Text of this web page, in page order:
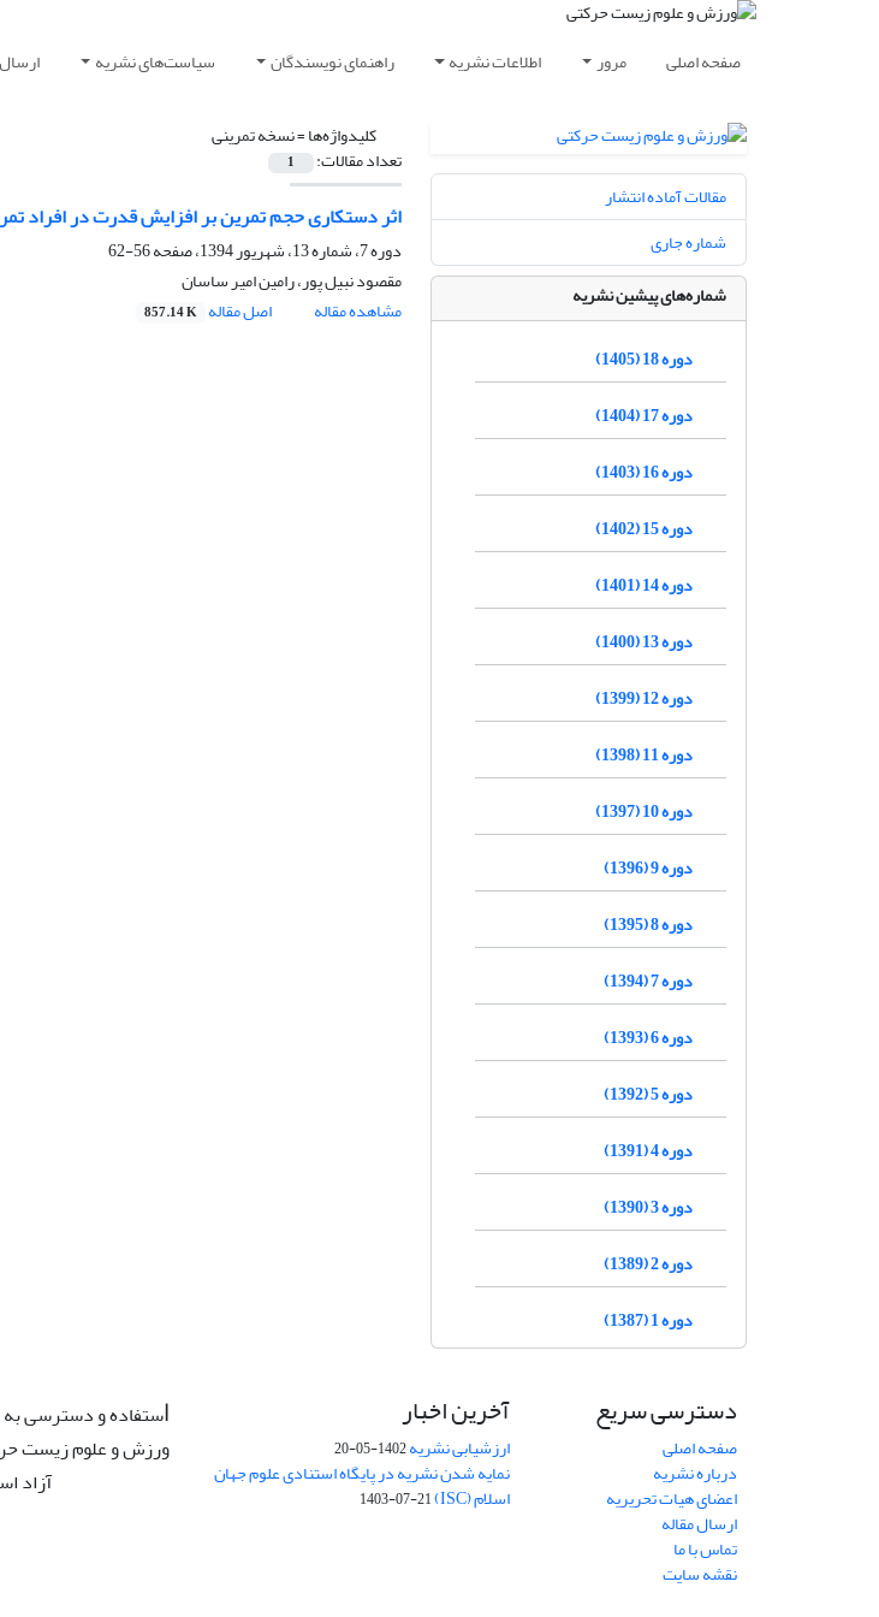
صفحه اصلی مرور اطلاعات نشریه راهنمای نویسندگان سیاست‌های نشریه
کلیدواژه‌ها =نسخه تمرینی
تعداد مقالات: 1
اثر دستکاری حجم تمرین بر افزایش قدرت در افراد
دوره 7، شماره 13، شهریور 1394، صفحه
56-62
مقصود نبیل پور، رامین امیر ساسان
مشاهده مقاله
اصل مقاله 857.14 K
مقالات آماده انتشار
شماره جاری
شماره‌های پیشین نشریه
دوره 18 (1405)
دوره 17 (1404)
دوره 16 (1403)
دوره 15 (1402)
دوره 14 (1401)
دوره 13 (1400)
دوره 12 (1399)
دوره 11 (1398)
دوره 10 (1397)
دوره 9 (1396)
دوره 8 (1395)
دوره 7 (1394)
دوره 6 (1393)
دوره 5 (1392)
دوره 4 (1391)
دوره 3 (1390)
دوره 2 (1389)
دوره 1 (1387)
دسترسی سریع
صفحه اصلی
درباره نشریه
اعضای هیات تحریریه
ارسال مقاله
تماس با ما
نقشه سایت
آخرین اخبار
ارزشیابی نشریه1402-05-20
نمایه شدن نشریه در پایگاه استنادی علوم جهان
اسلام (ISC) 1403-07-21
ستفاده و دسترسی به
ورزش و علوم زیست
آزاد